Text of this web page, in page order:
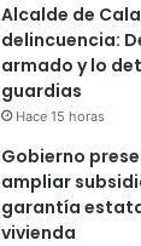
Alcalde de
delincuencia:
armado y lo
guardias
Hace 15 horas
Gobierno
ampliar
garantía
vivienda